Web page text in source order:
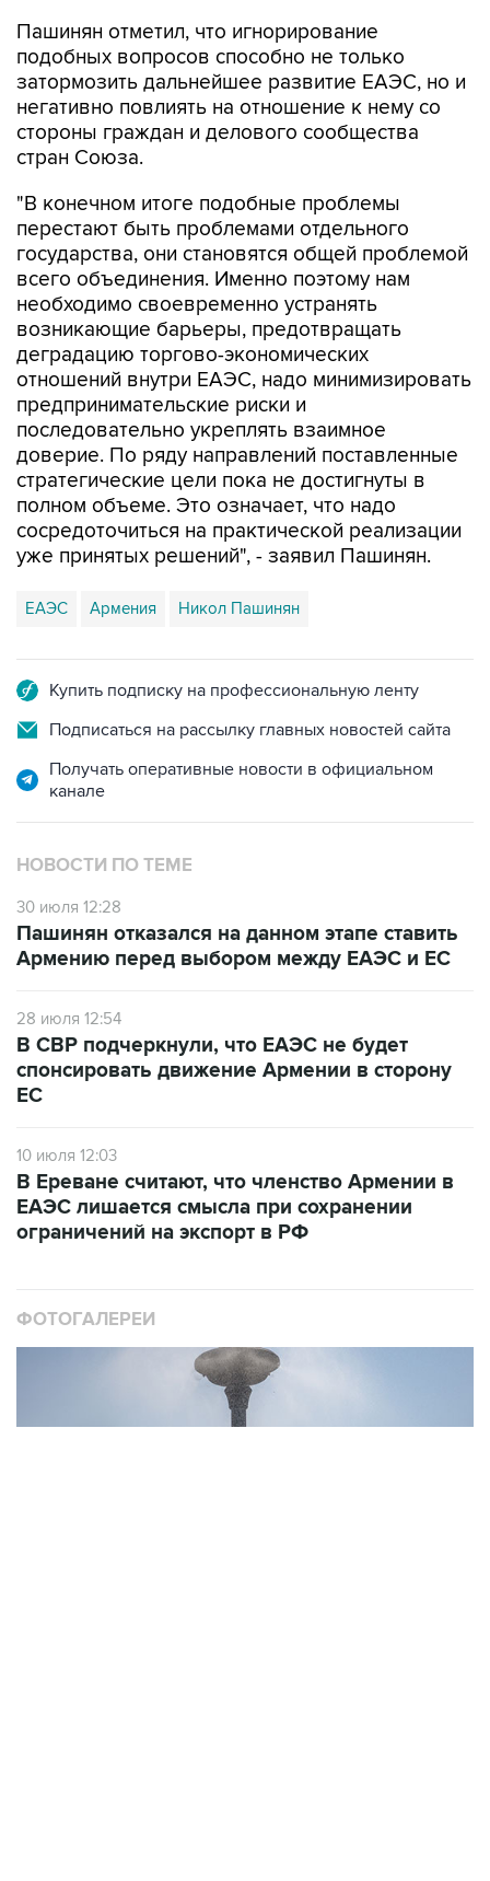
Пашинян отметил, что игнорирование
подобных вопросов способно не только
затормозить дальнейшее развитие ЕАЭС, но и
негативно повлиять на отношение к нему со
стороны граждан и делового сообщества
стран Союза.
"В конечном итоге подобные проблемы
перестают быть проблемами отдельного
государства, они становятся общей проблемой
всего объединения. Именно поэтому нам
необходимо своевременно устранять
возникающие барьеры, предотвращать
деградацию торгово-экономических
отношений внутри ЕАЭС, надо минимизировать
предпринимательские риски и
последовательно укреплять взаимное
доверие. По ряду направлений поставленные
стратегические цели пока не достигнуты в
полном объеме. Это означает, что надо
сосредоточиться на практической реализации
уже принятых решений", - заявил Пашинян.
ЕАЭС Армения Никол Пашинян
Купить подписку на профессиональную ленту
Подписаться на рассылку главных новостей сайта
Получать оперативные новости в официальном
канале
НОВОСТИ ПО ТЕМЕ
30 июля 12:28
Пашинян отказался на данном этапе ставить
Армению перед выбором между ЕАЭС и ЕС
28 июля 12:54
В СВР подчеркнули, что ЕАЭС не будет
спонсировать движение Армении в сторону
ЕС
10 июля 12:03
В Ереване считают, что членство Армении в
ЕАЭС лишается смысла при сохранении
ограничений на экспорт в РФ
ФОТОГАЛЕРЕИ